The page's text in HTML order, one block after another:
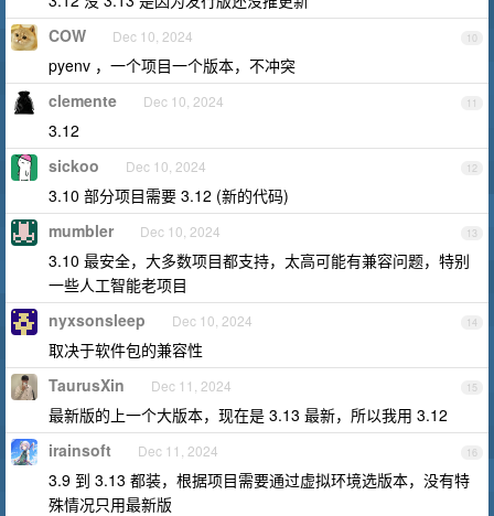
10
COW Dec 10, 2024
pyenv ，一个项目一个版本，不冲突
11
clemente Dec 10, 2024
3.12
12
sickoo Dec 10, 2024
3.10 部分项目需要 3.12 (新的代码)
13
mumbler Dec 10, 2024
3.10 最安全，大多数项目都支持，太高可能有兼容问题，特别
一些人工智能老项目
14
nyxsonsleep Dec 10, 2024
取决于软件包的兼容性
15
TaurusXin Dec 11, 2024
最新版的上一个大版本，现在是 3.13 最新，所以我用 3.12
16
irainsoft Dec 11, 2024
3.9 到 3.13 都装，根据项目需要通过虚拟环境选版本，没有特
殊情况只用最新版